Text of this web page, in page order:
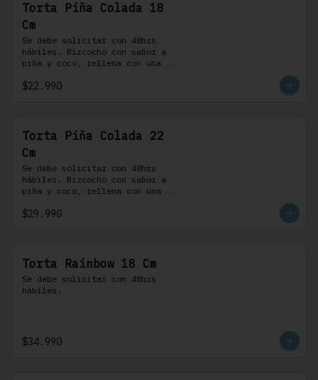
Torta Piña Colada 18
Cm
Se debe solicitar con 48hrs
hábiles. Bizcocho con sabor a
piña y coco, rellena con una
coco, cubierta con buttercream
$22.990
Torta Piña Colada 22
Cm
Se debe solicitar con 48hrs
hábiles. Bizcocho con sabor a
piña y coco, rellena con una
coco, cubierta con buttercream
$29.990
Torta Rainbow 18 Cm
Se debe solicitar con 48hrs
hábiles.
$34.990